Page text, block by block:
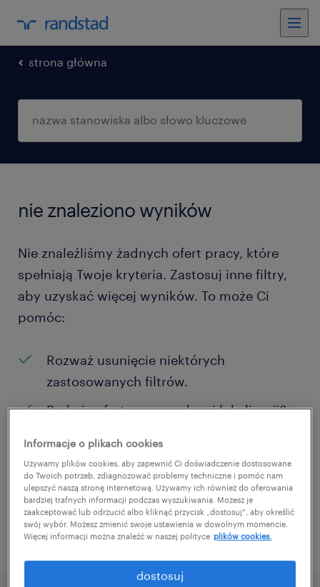
strona główna
nie znaleziono wyników
Nie znaleźliśmy żadnych ofert pracy, które
spełniają Twoje kryteria. Zastosuj inne filtry,
aby uzyskać więcej wyników. To może Ci
pomóc:
Rozważ usunięcie niektórych
zastosowanych filtrów.
Brakuje ofert pracy w danej lokalizacji?
poszukiwań?
Zmień nazwę stanowiska albo słowa
kluczowe i sprawdź, czy zostały zapisane
poprawnie.
Informacje o plikach cookies
Używamy plików cookies, aby zapewnić Ci doświadczenie dostosowane
do Twoich potrzeb, zdiagnozować problemy techniczne i pomóc nam
ulepszyć naszą stronę internetową. Używamy ich również do oferowania
bardziej trafnych informacji podczas wyszukiwania. Możesz je
zaakceptować lub odrzucić albo kliknąć przycisk „dostosuj”, aby określić
swój wybór. Możesz zmienić swoje ustawienia w dowolnym momencie.
Więcej informacji można znaleźć w naszej polityce plików cookies.
dostosuj